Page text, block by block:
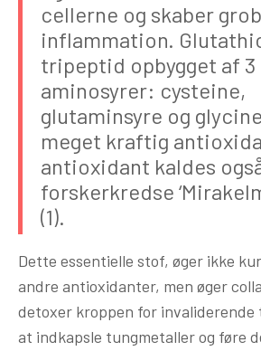
cellerne og skaber
inflammation.
tripeptid opbygget af 3
aminosyrer: cysteine,
glutaminsyre og
meget kraftig
antioxidant kaldes
forskerkredse
(1).
Dette essentielle stof, øger ikke
andre antioxidanter, men øger
detoxer kroppen for invaliderende
at indkapsle tungmetaller og føre